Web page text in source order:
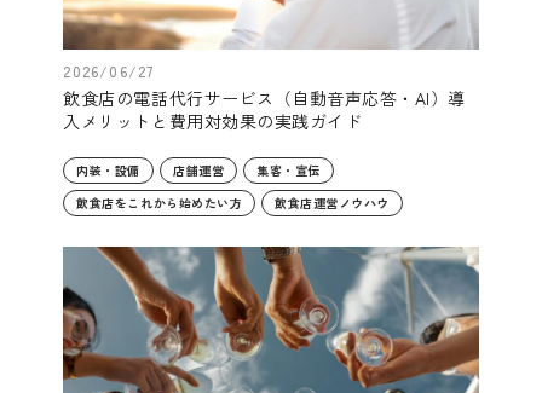
2026/06/27
飲食店の電話代行サービス（自動音声応答・AI）導
入メリットと費用対効果の実践ガイド
内装・設備 店舗運営
集客・宣伝
飲食店をこれから始めたい方
飲食店運営ノウハウ